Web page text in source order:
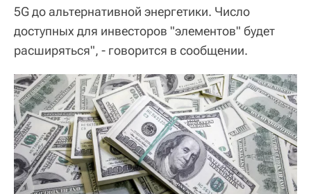
5G до альтернативной энергетики. Число
доступных для инвесторов "элементов" будет
расширяться", - говорится в сообщении.